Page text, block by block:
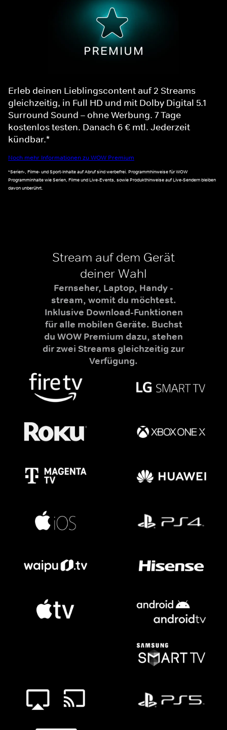
Erleb deinen Lieblingscontent auf 2 Streams
gleichzeitig, in Full HD und mit Dolby Digital 5.1
Surround Sound – ohne Werbung. 7 Tage
kostenlos testen. Danach 6 € mtl. Jederzeit
kündbar.*
Noch mehr Informationen zu WOW Premium
*Serien-, Filme- und Sport-Inhalte auf Abruf sind werbefrei. Programmhinweise für WOW
Programminhalte wie Serien, Filme und Live-Events, sowie Produkthinweise auf Live-Sendern bleiben
davon unberührt.
Stream auf dem Gerät
deiner Wahl
Fernseher, Laptop, Handy -
stream, womit du möchtest.
Inklusive Download-Funktionen
für alle mobilen Geräte. Buchst
du WOW Premium dazu, stehen
dir zwei Streams gleichzeitig zur
Verfügung.